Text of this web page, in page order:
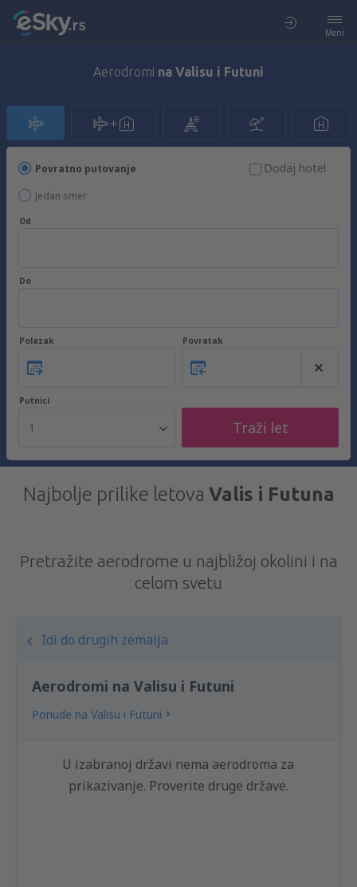
Meni
Aerodromi na Valisu i Futuni
Povratno putovanje
Jedan smer
Dodaj hotel
Od
Do
Polazak Povratak
Putnici
1 Traži let
Najbolje prilike letova Valis i Futuna
Pretražite aerodrome u najbližoj okolini i na
celom svetu
Idi do drugih zemalja
Aerodromi na Valisu i Futuni
Ponude na Valisu i Futuni
U izabranoj državi nema aerodroma za
prikazivanje. Proverite druge države.